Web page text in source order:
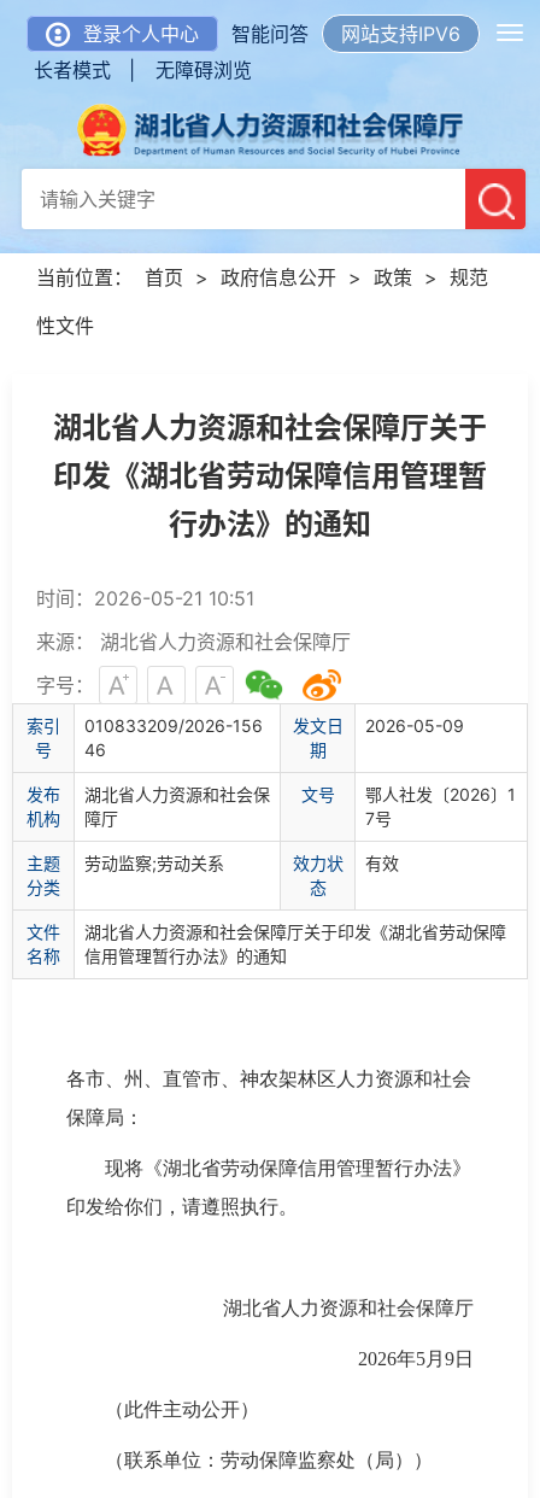
登录个人中心 智能问答
网站支持IPV6
长者模式 |
无障碍浏览
当前位置： 首页 > 政府信息公开 > 政策 > 规范
性文件
湖北省人力资源和社会保障厅关于
印发《湖北省劳动保障信用管理暂
行办法》的通知
时间：2026-05-21 10:51
来源： 湖北省人力资源和社会保障厅
字号：
索引
号
010833209/2026-156
46
发文日
期
2026-05-09
发布
机构
湖北省人力资源和社会保
障厅
文号
鄂人社发〔2026〕1
7号
主题
分类
劳动监察;劳动关系
效力状
态
有效
文件
名称
湖北省人力资源和社会保障厅关于印发《湖北省劳动保障
信用管理暂行办法》的通知
各市、州、直管市、神农架林区人力资源和社会
保障局：
现将《湖北省劳动保障信用管理暂行办法》
印发给你们，请遵照执行。
湖北省人力资源和社会保障厅
2026年5月9日
（此件主动公开）
（联系单位：劳动保障监察处（局））